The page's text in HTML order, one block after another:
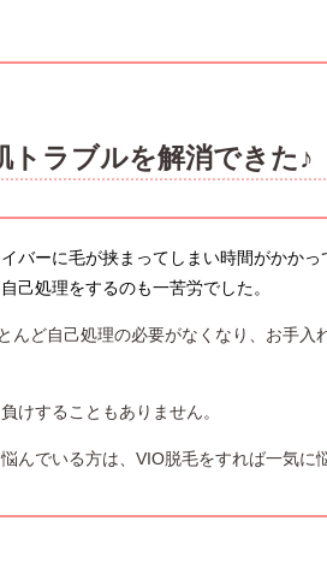
トラブルを解消できた♪
バーに毛が挟まってしまい時間がかか
己処理をするのも一苦労でした。
んど自己処理の必要がなくなり、お手入
けすることもありません。
んでいる方は、VIO脱毛をすれば一気に